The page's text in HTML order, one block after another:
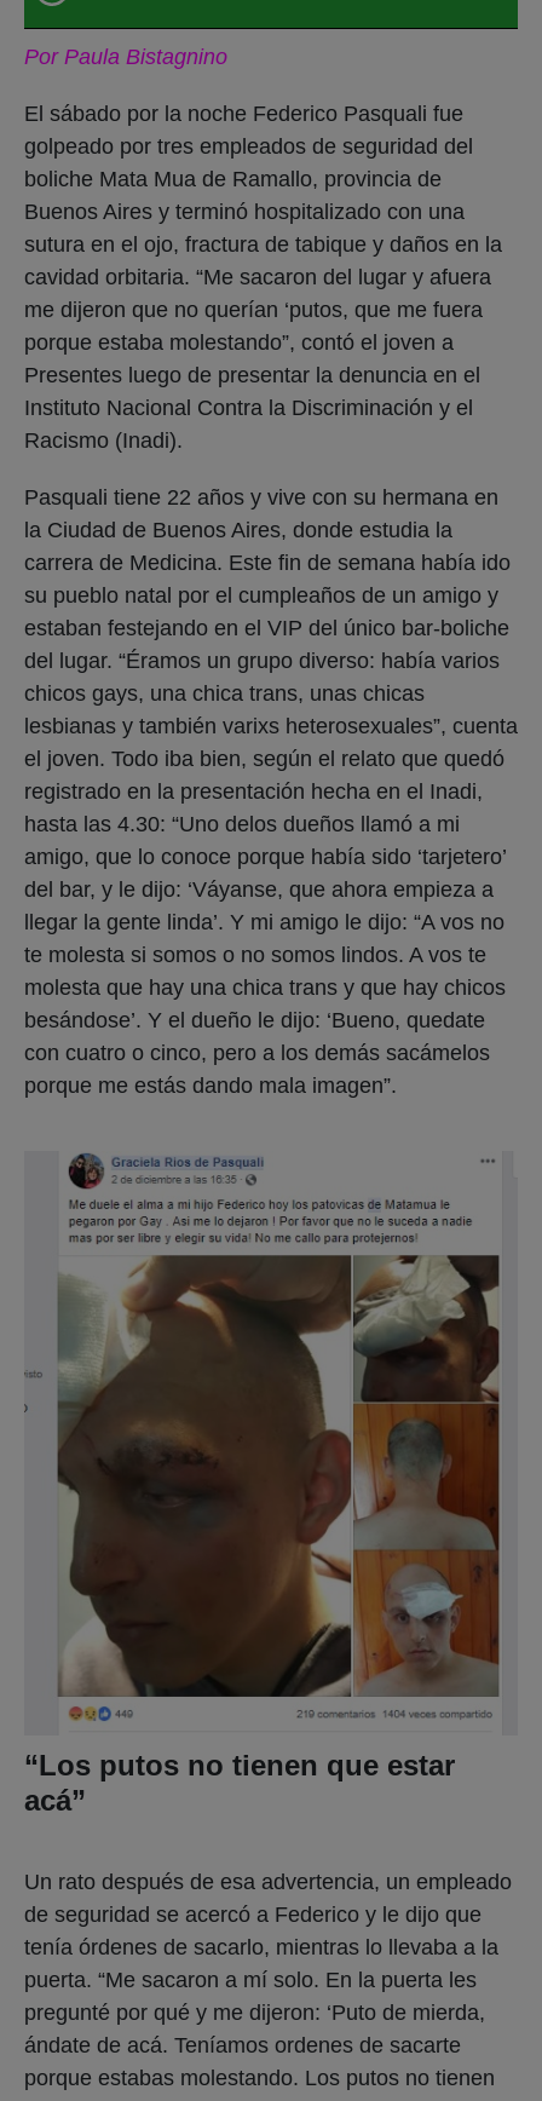
Por Paula Bistagnino
El sábado por la noche Federico Pasquali fue
golpeado por tres empleados de seguridad del
boliche Mata Mua de Ramallo, provincia de
Buenos Aires y terminó hospitalizado con una
sutura en el ojo, fractura de tabique y daños en la
cavidad orbitaria. “Me sacaron del lugar y afuera
me dijeron que no querían ‘putos, que me fuera
porque estaba molestando”, contó el joven a
Presentes luego de presentar la denuncia en el
Instituto Nacional Contra la Discriminación y el
Racismo (Inadi).
Pasquali tiene 22 años y vive con su hermana en
la Ciudad de Buenos Aires, donde estudia la
carrera de Medicina. Este fin de semana había ido
su pueblo natal por el cumpleaños de un amigo y
estaban festejando en el VIP del único bar-boliche
del lugar. “Éramos un grupo diverso: había varios
chicos gays, una chica trans, unas chicas
lesbianas y también varixs heterosexuales”, cuenta
el joven. Todo iba bien, según el relato que quedó
registrado en la presentación hecha en el Inadi,
hasta las 4.30: “Uno delos dueños llamó a mi
amigo, que lo conoce porque había sido ‘tarjetero’
del bar, y le dijo: ‘Váyanse, que ahora empieza a
llegar la gente linda’. Y mi amigo le dijo: “A vos no
te molesta si somos o no somos lindos. A vos te
molesta que hay una chica trans y que hay chicos
besándose’. Y el dueño le dijo: ‘Bueno, quedate
con cuatro o cinco, pero a los demás sacámelos
porque me estás dando mala imagen”.
“Los putos no tienen que estar
acá”
Un rato después de esa advertencia, un empleado
de seguridad se acercó a Federico y le dijo que
tenía órdenes de sacarlo, mientras lo llevaba a la
puerta. “Me sacaron a mí solo. En la puerta les
pregunté por qué y me dijeron: ‘Puto de mierda,
ándate de acá. Teníamos ordenes de sacarte
porque estabas molestando. Los putos no tienen